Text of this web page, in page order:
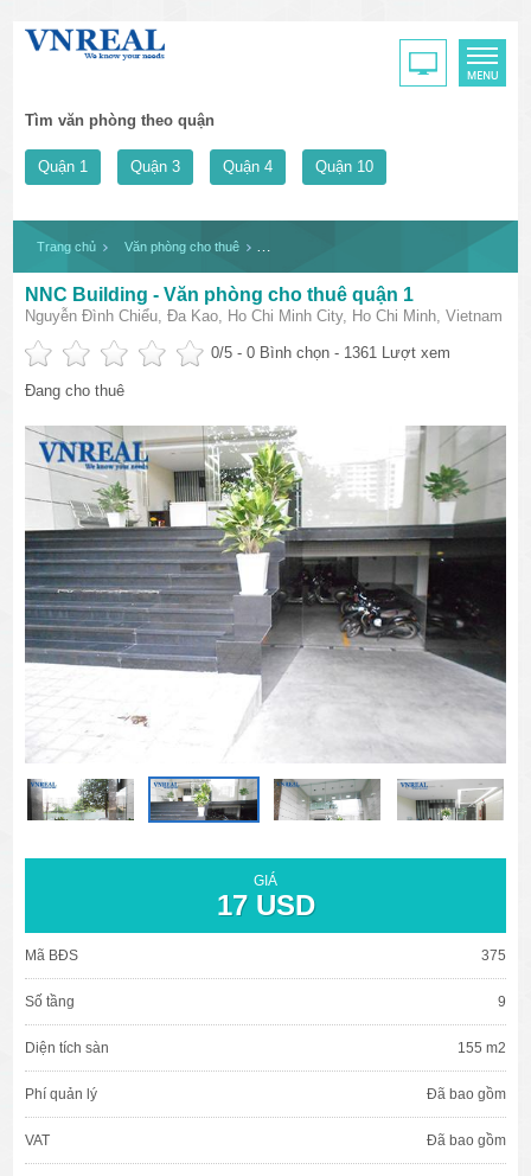
Tìm văn phòng theo quận
Quận 1 Quận 3 Quận 4 Quận 10
Trang chủ Văn phòng cho thuê
NNC Building - Văn phòng cho thuê quận 1
Nguyễn Đình Chiểu, Đa Kao, Ho Chi Minh City, Ho Chi Minh, Vietnam
0/5 -0 Bình chọn - 1361 Lượt xem
Đang cho thuê
GIÁ
17 USD
Mã BĐS 375
Số tầng 9
Diện tích sàn 155 m2
Phí quản lý Đã bao gồm
VAT Đã bao gồm
văn phòng cho thuê quận 3
văn phòng quận 1
văn phòng quận 3
cao ốc văn phòng quận 3